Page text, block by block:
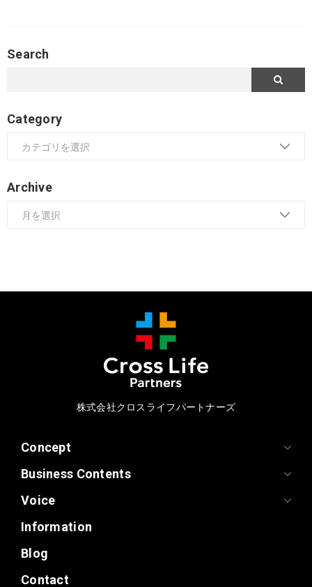
Search
Category
Archive
株式会社クロスライフパートナーズ
Concept
Business Contents
Voice
Information
Blog
Contact